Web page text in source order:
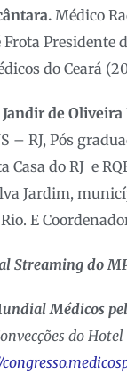
. Médico
Presidente
do Ceará
Jandir de
– RJ, Pós
Casa do RJ e
Jardim,
E
Streaming do
Médicos
do